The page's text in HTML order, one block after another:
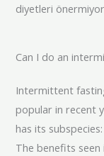
diyetleri
Can I do an
Intermittent
popular in recent
has its subspecies:
The benefits